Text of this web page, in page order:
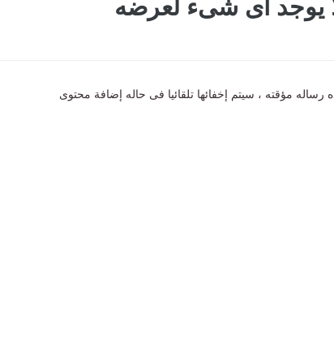
يوجد أى شىء لعرضه
رساله مؤقته ، سيتم إخفائها تلقائيا فى حاله إضافة محتوى